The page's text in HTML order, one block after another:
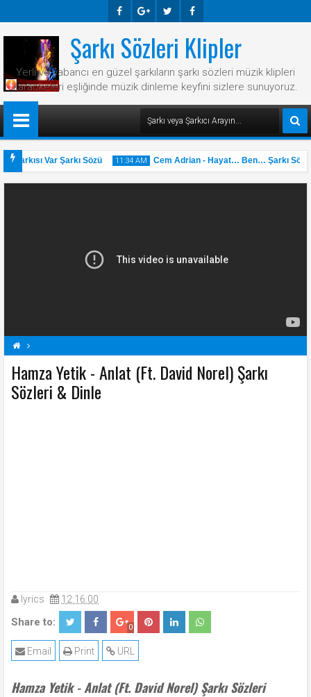
Ook E-
Plus
R Ook
Şarkı Sözleri Klipler
Yerli ve yabancı en güzel şarkıların şarkı sözleri müzik klipleri
karaokeleri eşliğinde müzik dinleme keyfini sizlere sunuyoruz.
Var Şarkı Sözü 11:34 AM
31 May
2025
Cem Adrian - Hayat… Ben… Şarkı Sözü
Anlat (Ft. David Norel) Şarkı Sözleri H
Hamza Yetik Şarkı Sözleri
Şarkı Sözleri
Hamza Yetik - Anlat (Ft. David Norel) Şarkı
Sözleri & Dinle
lyrics 12:16:00
Share to: 0
URL
Print
Email
Hamza Yetik - Anlat (Ft. David Norel) Şarkı Sözleri